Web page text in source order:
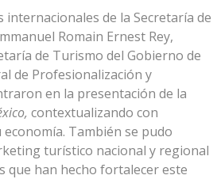
de la Secretaría de
Romain Ernest Rey,
de Turismo del Gobierno de
de Profesionalización y
en la presentación de la
contextualizando con
También se pudo
turístico nacional y regional
que han hecho fortalecer este